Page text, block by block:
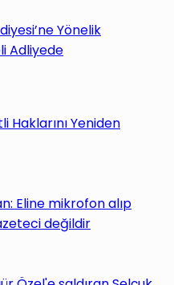
Yönelik
Adliyede
Haklarını Yeniden
Eline mikrofon alıp
değildir